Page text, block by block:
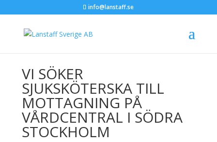
info@lanstaff.se
VI SÖKER
SJUKSKÖTERSKA TILL
MOTTAGNING PÅ
VÅRDCENTRAL I SÖDRA
STOCKHOLM